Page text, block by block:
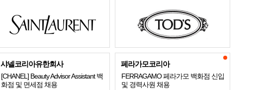
샤넬코리아유한회사
[CHANEL] Beauty Advisor Assistant 백
화점 및 면세점 채용
페라가모코리아
FERRAGAMO 페라가모 백화점 신입
및 경력사원 채용